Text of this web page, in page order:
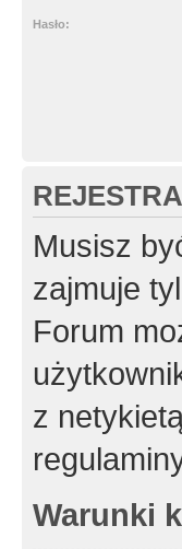
Hasło:
Musisz
zajmuje
Forum
z
Warunki